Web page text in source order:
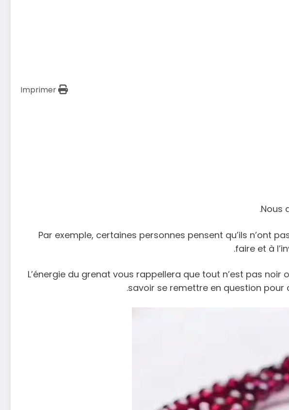
Imprimer
Nous
Par exemple, certaines personnes pensent qu’ils n’ont
faire et à
L’énergie du grenat vous rappellera que tout n’est pas
savoir se remettre en question pour